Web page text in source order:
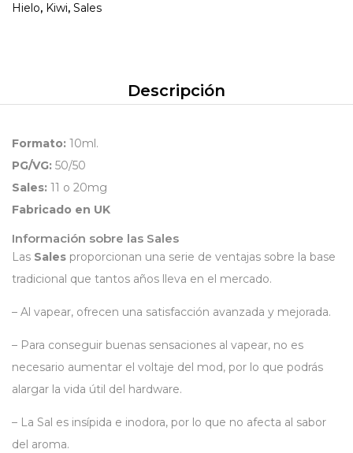
Hielo, Kiwi, Sales
Descripción
Formato: 10ml.
PG/VG: 50/50
Sales: 11 o 20mg
Fabricado en UK
Información sobre las Sales
Las Sales proporcionan una serie de ventajas sobre la base
tradicional que tantos años lleva en el mercado.
– Al vapear, ofrecen una satisfacción avanzada y mejorada.
– Para conseguir buenas sensaciones al vapear, no es
necesario aumentar el voltaje del mod, por lo que podrás
alargar la vida útil del hardware.
– La Sal es insípida e inodora, por lo que no afecta al sabor
del aroma.